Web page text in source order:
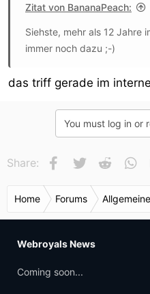
Zitat von BananaPeach:
Siehste, mehr als 12 Jahre
immer noch dazu ;-)
das triff gerade im
You must log in or
Share: Facebook
Twitter Reddit
Home Forums
Webroyals News
Coming soon...